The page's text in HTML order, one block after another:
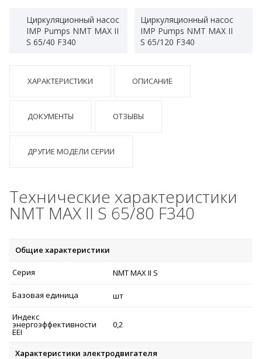
Циркуляционный насос
IMP Pumps NMT MAX II
S 65/40 F340
Циркуляционный насос
IMP Pumps NMT MAX II
S 65/120 F340
ХАРАКТЕРИСТИКИ ОПИСАНИЕ
ДОКУМЕНТЫ ОТЗЫВЫ
ДРУГИЕ МОДЕЛИ СЕРИИ
Технические характеристики
NMT MAX II S 65/80 F340
Общие характеристики
Серия NMT MAX II S
Базовая единица
шт
Индекс
энергоэффективности
EEI
0,2
Характеристики электродвигателя